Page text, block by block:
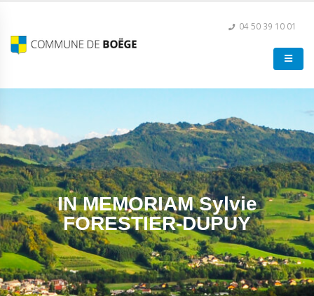
04 50 39 10 01
IN MEMORIAM Sylvie
FORESTIER-DUPUY